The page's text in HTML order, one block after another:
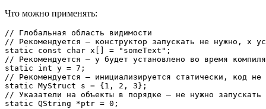
Что можно применять:
// Глобальная область видимости
// Рекомендуется — конструктор запускать не нужно, x
static
const char x[] = "someText"
// Рекомендуется — y будет установлено во время
static
int y = 7
// Рекомендуется — инициализируется статически, код не
static MyStruct s = { 1 , 2 , 3
// Указатели на объекты в порядке — не нужно
static QString *ptr = 0